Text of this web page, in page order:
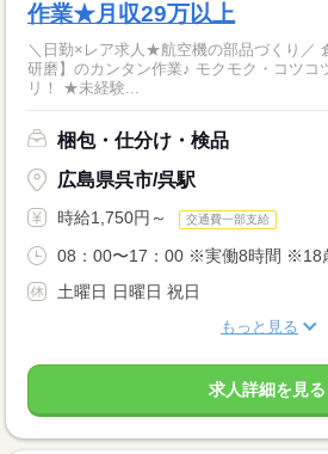
作業★月収29万以上
＼日勤×レア求人★航空機の部品づくり／
研磨】のカンタン作業♪ モクモク・コツコ
リ！ ★未経験...
梱包・仕分け・検品
広島県呉市/呉駅
時給1,750円～ 交通費一部支給
08：00〜17：00 ※実働8時間 ※18
土曜日 日曜日 祝日
もっと見る
求人詳細を見る